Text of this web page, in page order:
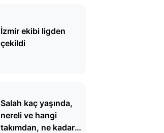
İzmir ekibi ligden
çekildi
Salah kaç yaşında,
nereli ve hangi
takımdan, ne kadar